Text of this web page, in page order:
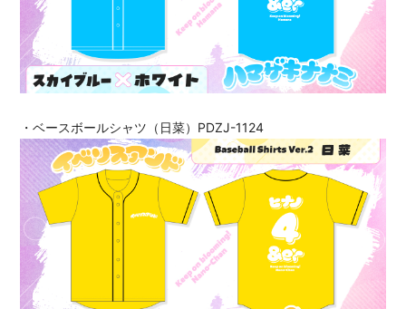
・ベースボールシャツ（日菜）PDZJ-1124